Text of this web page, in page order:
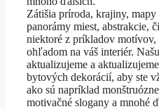
Zátišia príroda, krajiny, mapy
panorámy miest, abstrakcie,
niektoré z príkladov
ohľadom na váš interiér.
aktualizujeme a
bytových dekorácií, aby ste
ako sú napríklad
motivačné slogany a mnohé